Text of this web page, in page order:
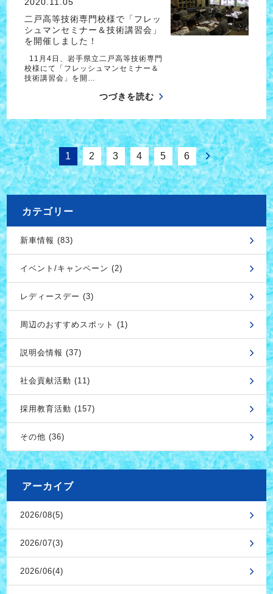
二戸高等技術専門校様で「フレッ
シュマンセミナー＆技術講習会」
を開催しました！
11月4日、岩手県立二戸高等技術専門
校様にて「フレッシュマンセミナー＆
技術講習会」を開…
つづきを読む
1 2 3 4 5 6
カテゴリー
新車情報 (83)
イベント/キャンペーン (2)
レディースデー (3)
周辺のおすすめスポット (1)
説明会情報 (37)
社会貢献活動 (11)
採用教育活動 (157)
その他 (36)
アーカイブ
2026/08(5)
2026/07(3)
2026/06(4)